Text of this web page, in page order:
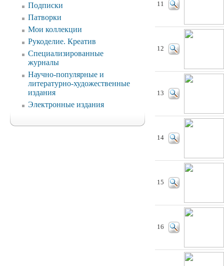
Подписки
Патворки
Мои коллекции
Рукоделие. Креатив
Специализированные
журналы
Научно-популярные и
литературно-художественные
издания
Электронные издания
11
12
13
14
15
16